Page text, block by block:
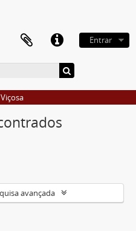
Entrar
avançada